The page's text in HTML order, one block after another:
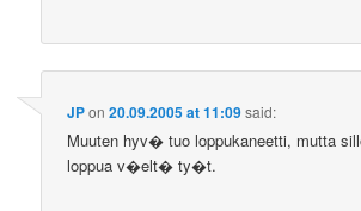
JPon20.09.2005 at 11:09said:
Muuten hyv� tuo loppukaneetti, mutta
loppua v�elt� ty�t.